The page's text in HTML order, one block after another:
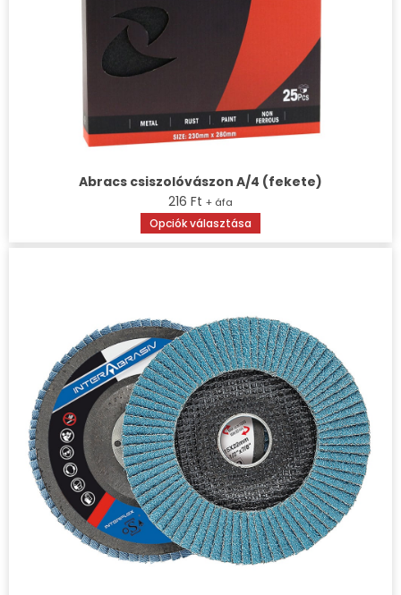
Abracs csiszolóvászon A/4 (fekete)
216 Ft + áfa
Opciók választása Ennek
a
terméknek
A
változatok
a
termékoldalon
választhatók
ki